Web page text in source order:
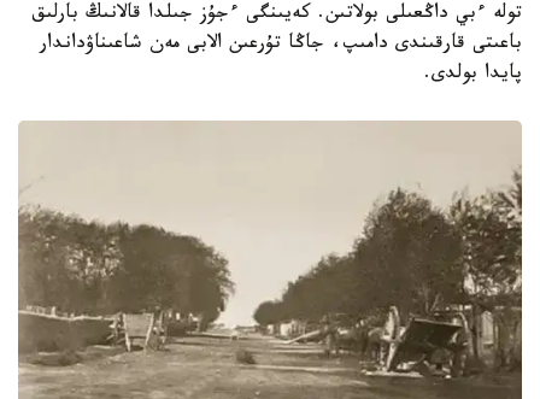
تولە ءبي داڭعىلى بولاتىن. كەيىنگى ءجۇز جىلدا قالانىڭ بارلىق
باعىتى قارقىندى دامىپ، جاڭا تۇرعىن الابى مەن شاعىناۋداندار
پايدا بولدى.